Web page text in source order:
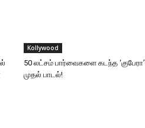
Kollywood
50 லட்சம் பார்வைகளை கடந்த ‘குபேரா’
முதல் பாடல்!